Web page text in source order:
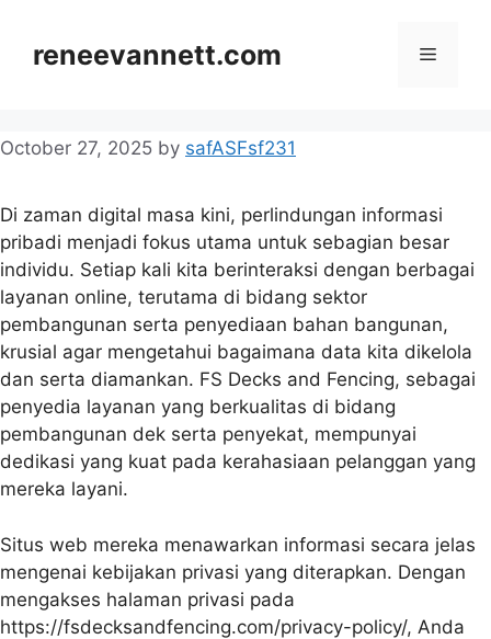
contentreneevannett.com Menu
October 27, 2025 by safASFsf231
Di zaman digital masa kini, perlindungan informasi
pribadi menjadi fokus utama untuk sebagian besar
individu. Setiap kali kita berinteraksi dengan berbagai
layanan online, terutama di bidang sektor
pembangunan serta penyediaan bahan bangunan,
krusial agar mengetahui bagaimana data kita dikelola
dan serta diamankan. FS Decks and Fencing, sebagai
penyedia layanan yang berkualitas di bidang
pembangunan dek serta penyekat, mempunyai
dedikasi yang kuat pada kerahasiaan pelanggan yang
mereka layani.
Situs web mereka menawarkan informasi secara jelas
mengenai kebijakan privasi yang diterapkan. Dengan
mengakses halaman privasi pada
https://fsdecksandfencing.com/privacy-policy/, Anda